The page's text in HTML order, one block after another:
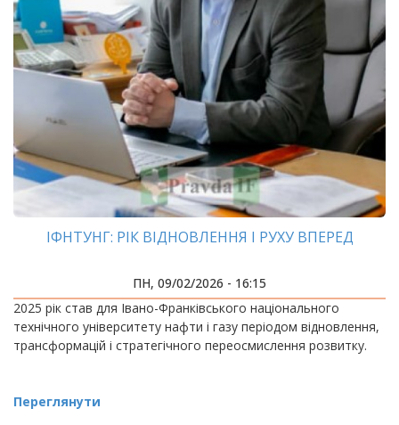
ІФНТУНГ: РІК ВІДНОВЛЕННЯ І РУХУ ВПЕРЕД
ПН, 09/02/2026 - 16:15
2025 рік став для Івано-Франківського національного
технічного університету нафти і газу періодом відновлення,
трансформацій і стратегічного переосмислення розвитку.
Переглянути